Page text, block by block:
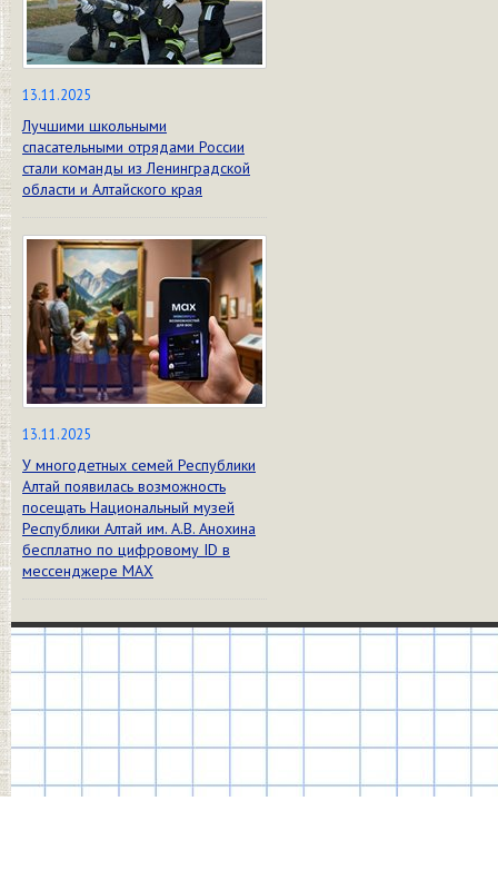
13.11.2025
Лучшими школьными
спасательными отрядами России
стали команды из Ленинградской
области и Алтайского края
13.11.2025
У многодетных семей Республики
Алтай появилась возможность
посещать Национальный музей
Республики Алтай им. А.В. Анохина
бесплатно по цифровому ID в
мессенджере МАХ